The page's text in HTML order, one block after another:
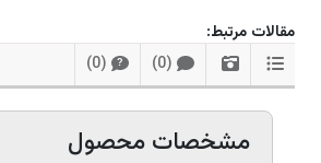
مقالات مرتبط:
(
0
)
?
(
0
)
مشخصات محصول